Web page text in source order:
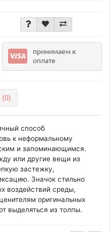
принимаем к
оплате
способ
к неформальному
и запоминающимся.
или другие вещи из
застежку,
Значок стильно
воздействий среды,
оригинальных
выделяться из толпы.